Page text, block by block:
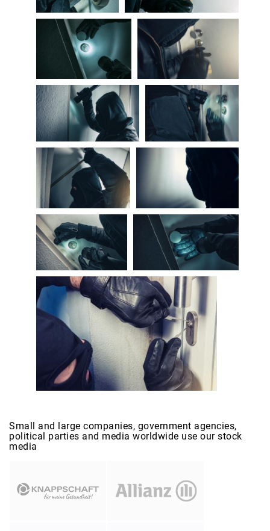
Small and large companies, government agencies,
political parties and media worldwide use our stock
media